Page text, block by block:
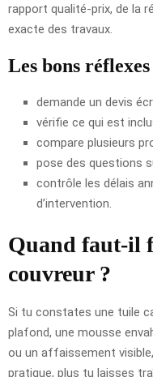
rapport qualité-prix, de la
exacte des travaux.
Les bons
demande un devis
vérifie ce qui est
compare plusieurs
pose des questions
contrôle les délais
d’intervention.
Quand faut-il
couvreur ?
Si tu constates une tuile
plafond, une mousse
ou un affaissement
pratique, plus tu laisses